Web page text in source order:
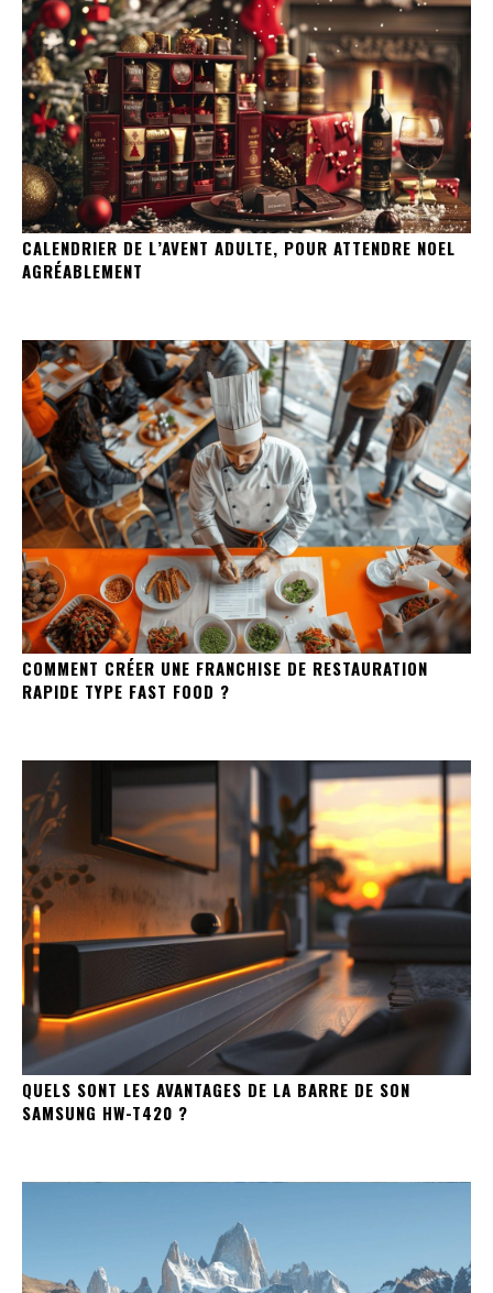
CALENDRIER DE L’AVENT ADULTE, POUR ATTENDRE NOEL
AGRÉABLEMENT
COMMENT CRÉER UNE FRANCHISE DE RESTAURATION
RAPIDE TYPE FAST FOOD ?
QUELS SONT LES AVANTAGES DE LA BARRE DE SON
SAMSUNG HW-T420 ?